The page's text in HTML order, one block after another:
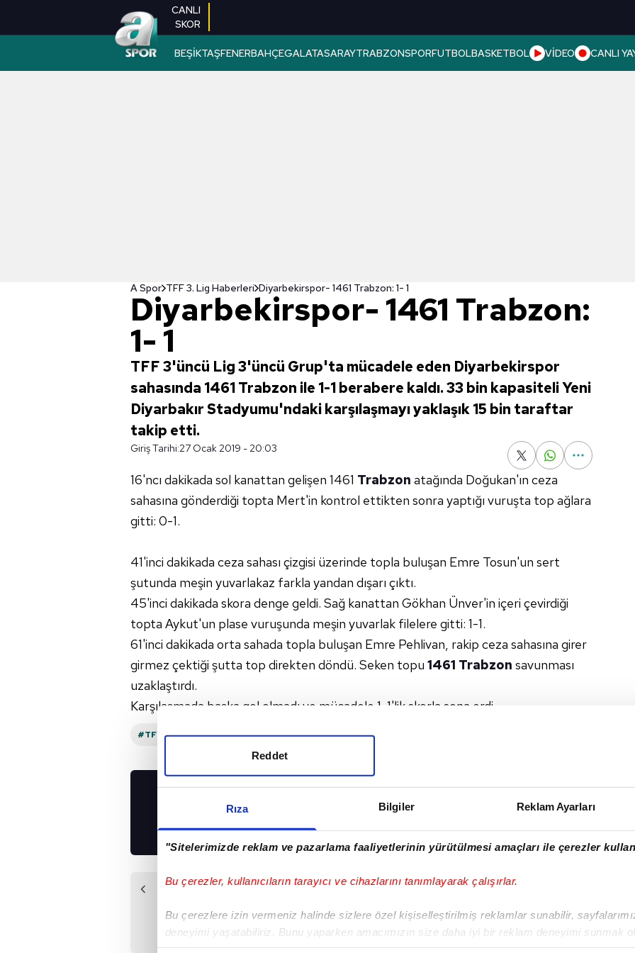
Rıza Bilgiler Reklam Ayarları
"Sitelerimizde reklam ve pazarlama faaliyetlerinin yürütülmesi amaçları ile çerezler
Bu çerezler, kullanıcıların tarayıcı ve cihazlarını tanımlayarak çalışırlar.
Bu çerezlere izin vermeniz halinde sizlere özel kişiselleştirilmiş reklamlar sunabilir,
deneyimi yaşatabiliriz. Bunu yaparken amacımızın size daha iyi bir reklam deneyimi sunmak
Reddet
CANLI
SKOR
BEŞİKTAŞFENERBAHÇEGALATASARAYTRABZONSPORFUTBOLBASKETBOL VİDEO CANLI
A Spor TFF 3. Lig Haberleri Diyarbekirspor- 1461 Trabzon: 1- 1
Diyarbekirspor- 1461 Trabzon:
1- 1
TFF 3'üncü Lig 3'üncü Grup'ta mücadele eden Diyarbekirspor
sahasında 1461 Trabzon ile 1-1 berabere kaldı. 33 bin kapasiteli Yeni
Diyarbakır Stadyumu'ndaki karşılaşmayı yaklaşık 15 bin taraftar
takip etti.
Giriş Tarihi:27 Ocak 2019 - 20:03
16'ncı dakikada sol kanattan gelişen 1461 Trabzon atağında Doğukan'ın ceza
sahasına gönderdiği topta Mert'in kontrol ettikten sonra yaptığı vuruşta top ağlara
gitti: 0-1.
41'inci dakikada ceza sahası çizgisi üzerinde topla buluşan Emre Tosun'un sert
şutunda meşin yuvarlakaz farkla yandan dışarı çıktı.
45'inci dakikada skora denge geldi. Sağ kanattan Gökhan Ünver'in içeri çevirdiği
topta Aykut'un plase vuruşunda meşin yuvarlak filelere gitti: 1-1.
61'inci dakikada orta sahada topla buluşan Emre Pehlivan, rakip ceza sahasına girer
girmez çektiği şutta top direkten döndü. Seken topu 1461 Trabzon savunması
uzaklaştırdı.
Karşılaşmada başka gol olmadı ve mücadele 1-1'lik skorla sona erdi.
#TFF #TRABZON #DIYARBAKIR #1461 TRABZON
UYGULAMALARIMIZI
Önceki Haber
kazası
Sonraki Haber
Kemerspor 2003: 3-